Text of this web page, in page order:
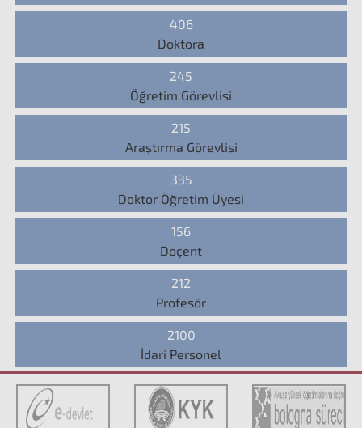
406
Doktora
245
Öğretim Görevlisi
215
Araştırma Görevlisi
335
Doktor Öğretim Üyesi
156
Doçent
212
Profesör
2100
İdari Personel